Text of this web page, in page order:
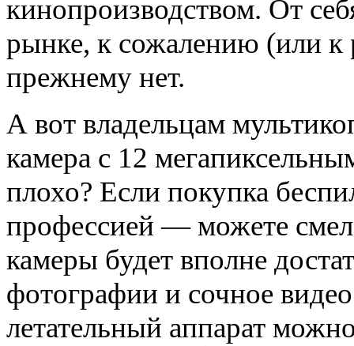
кинопроизводством. От
рынке, к сожалению (или к
прежнему нет.
А вот владельцам
камера с 12
плохо? Если покупка
профессией — можете
камеры будет вполне
фотографии и сочное
летательный аппарат